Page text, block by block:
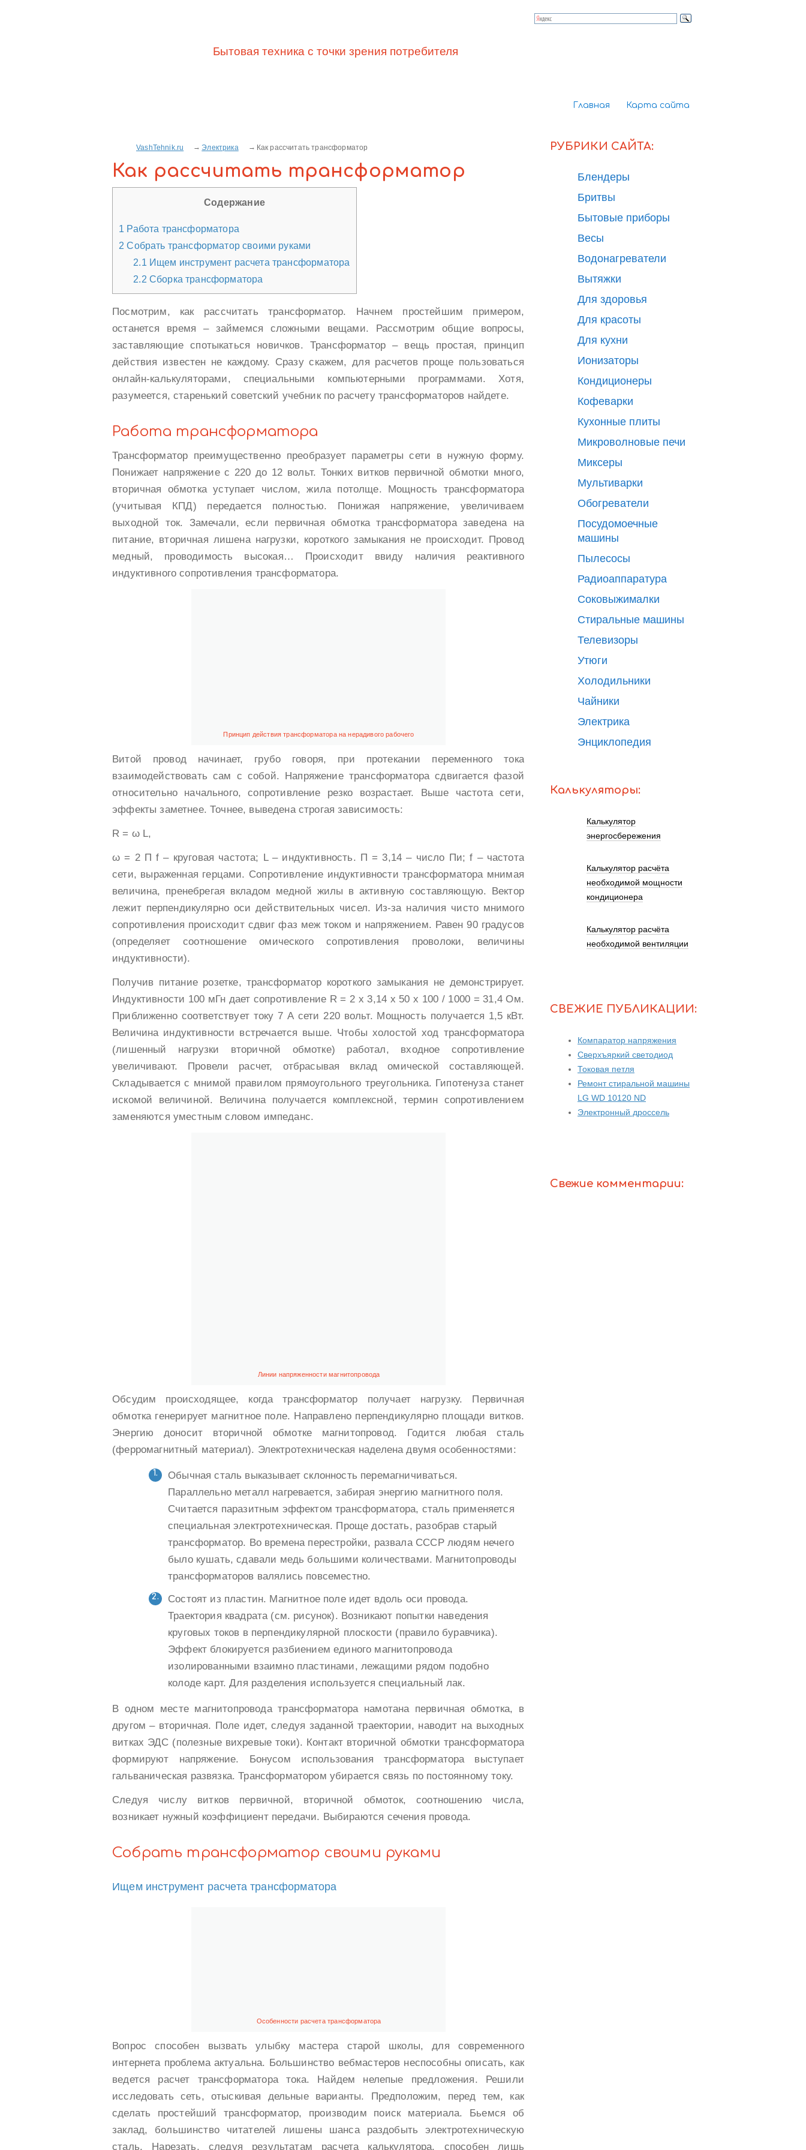
Главная Карта сайта
Бытовая техника с точки зрения потребителя
VashTehnik.ru Электрика Как рассчитать трансформатор
Как рассчитать трансформатор
Содержание
1 Работа трансформатора
2 Собрать трансформатор своими руками
2.1 Ищем инструмент расчета трансформатора
2.2 Сборка трансформатора
Посмотрим, как рассчитать трансформатор. Начнем простейшим примером,
останется время – займемся сложными вещами. Рассмотрим общие вопросы,
заставляющие спотыкаться новичков. Трансформатор – вещь простая, принцип
действия известен не каждому. Сразу скажем, для расчетов проще пользоваться
онлайн-калькуляторами, специальными компьютерными программами. Хотя,
разумеется, старенький советский учебник по расчету трансформаторов найдете.
Работа трансформатора
Трансформатор преимущественно преобразует параметры сети в нужную форму.
Понижает напряжение с 220 до 12 вольт. Тонких витков первичной обмотки много,
вторичная обмотка уступает числом, жила потолще. Мощность трансформатора
(учитывая КПД) передается полностью. Понижая напряжение, увеличиваем
выходной ток. Замечали, если первичная обмотка трансформатора заведена на
питание, вторичная лишена нагрузки, короткого замыкания не происходит. Провод
медный, проводимость высокая… Происходит ввиду наличия реактивного
индуктивного сопротивления трансформатора.
Принцип действия трансформатора на нерадивого рабочего
Витой провод начинает, грубо говоря, при протекании переменного тока
взаимодействовать сам с собой. Напряжение трансформатора сдвигается фазой
относительно начального, сопротивление резко возрастает. Выше частота сети,
эффекты заметнее. Точнее, выведена строгая зависимость:
R = ω L,
ω = 2 П f – круговая частота; L – индуктивность. П = 3,14 – число Пи; f – частота
сети, выраженная герцами. Сопротивление индуктивности трансформатора мнимая
величина, пренебрегая вкладом медной жилы в активную составляющую. Вектор
лежит перпендикулярно оси действительных чисел. Из-за наличия чисто мнимого
сопротивления происходит сдвиг фаз меж током и напряжением. Равен 90 градусов
(определяет соотношение омического сопротивления проволоки, величины
индуктивности).
Получив питание розетке, трансформатор короткого замыкания не демонстрирует.
Индуктивности 100 мГн дает сопротивление R = 2 х 3,14 х 50 х 100 / 1000 = 31,4 Ом.
Приближенно соответствует току 7 А сети 220 вольт. Мощность получается 1,5 кВт.
Величина индуктивности встречается выше. Чтобы холостой ход трансформатора
(лишенный нагрузки вторичной обмотке) работал, входное сопротивление
увеличивают. Провели расчет, отбрасывая вклад омической составляющей.
Складывается с мнимой правилом прямоугольного треугольника. Гипотенуза станет
искомой величиной. Величина получается комплексной, термин сопротивлением
заменяются уместным словом импеданс.
Линии напряженности магнитопровода
Обсудим происходящее, когда трансформатор получает нагрузку. Первичная
обмотка генерирует магнитное поле. Направлено перпендикулярно площади витков.
Энергию доносит вторичной обмотке магнитопровод. Годится любая сталь
(ферромагнитный материал). Электротехническая наделена двумя особенностями:
Обычная сталь выказывает склонность перемагничиваться.
Параллельно металл нагревается, забирая энергию магнитного поля.
Считается паразитным эффектом трансформатора, сталь применяется
специальная электротехническая. Проще достать, разобрав старый
трансформатор. Во времена перестройки, развала СССР людям нечего
было кушать, сдавали медь большими количествами. Магнитопроводы
трансформаторов валялись повсеместно.
Состоят из пластин. Магнитное поле идет вдоль оси провода.
Траектория квадрата (см. рисунок). Возникают попытки наведения
круговых токов в перпендикулярной плоскости (правило буравчика).
Эффект блокируется разбиением единого магнитопровода
изолированными взаимно пластинами, лежащими рядом подобно
колоде карт. Для разделения используется специальный лак.
В одном месте магнитопровода трансформатора намотана первичная обмотка, в
другом – вторичная. Поле идет, следуя заданной траектории, наводит на выходных
витках ЭДС (полезные вихревые токи). Контакт вторичной обмотки трансформатора
формируют напряжение. Бонусом использования трансформатора выступает
гальваническая развязка. Трансформатором убирается связь по постоянному току.
Следуя числу витков первичной, вторичной обмоток, соотношению числа,
возникает нужный коэффициент передачи. Выбираются сечения провода.
Собрать трансформатор своими руками
Ищем инструмент расчета трансформатора
Особенности расчета трансформатора
Вопрос способен вызвать улыбку мастера старой школы, для современного
интернета проблема актуальна. Большинство вебмастеров неспособны описать, как
ведется расчет трансформатора тока. Найдем нелепые предложения. Решили
исследовать сеть, отыскивая дельные варианты. Предположим, перед тем, как
сделать простейший трансформатор, производим поиск материала. Бьемся об
заклад, большинство читателей лишены шанса раздобыть электротехническую
сталь. Нарезать, следуя результатам расчета калькулятора, способен лишь
РУБРИКИ САЙТА:
Блендеры
Бритвы
Бытовые приборы
Весы
Водонагреватели
Вытяжки
Для здоровья
Для красоты
Для кухни
Ионизаторы
Кондиционеры
Кофеварки
Кухонные плиты
Микроволновые печи
Миксеры
Мультиварки
Обогреватели
Посудомоечные
машины
Пылесосы
Радиоаппаратура
Соковыжималки
Стиральные машины
Телевизоры
Утюги
Холодильники
Чайники
Электрика
Энциклопедия
Калькуляторы:
Калькулятор
энергосбережения
Калькулятор расчёта
необходимой мощности
кондиционера
Калькулятор расчёта
необходимой вентиляции
СВЕЖИЕ ПУБЛИКАЦИИ:
Компаратор напряжения
Сверхъяркий светодиод
Токовая петля
Ремонт стиральной машины
LG WD 10120 ND
Электронный дроссель
Свежие комментарии: